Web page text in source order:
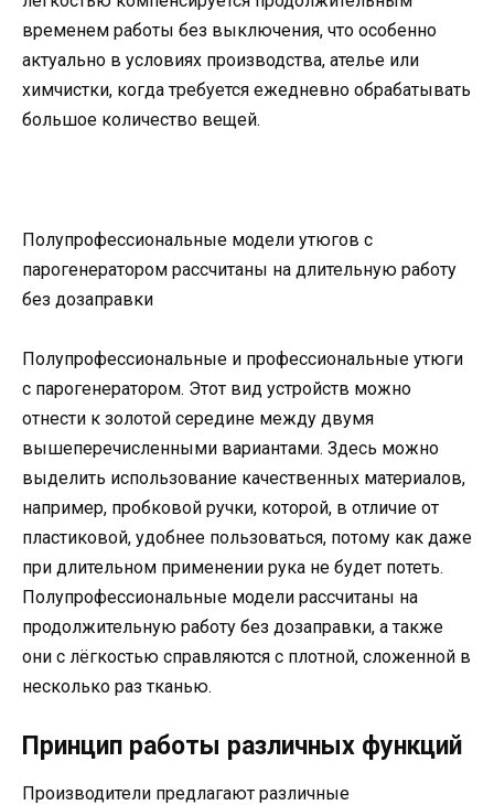
временем работы без выключения, что особенно
актуально в условиях производства, ателье или
химчистки, когда требуется ежедневно обрабатывать
большое количество вещей.
Полупрофессиональные модели утюгов с
парогенератором рассчитаны на длительную работу
без дозаправки
Полупрофессиональные и профессиональные утюги
с парогенератором. Этот вид устройств можно
отнести к золотой середине между двумя
вышеперечисленными вариантами. Здесь можно
выделить использование качественных материалов,
например, пробковой ручки, которой, в отличие от
пластиковой, удобнее пользоваться, потому как даже
при длительном применении рука не будет потеть.
Полупрофессиональные модели рассчитаны на
продолжительную работу без дозаправки, а также
они с лёгкостью справляются с плотной, сложенной в
несколько раз тканью.
Принцип работы различных функций
Производители предлагают различные